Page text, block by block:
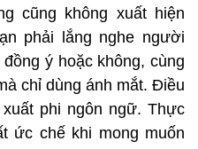
cũng không xuất hiện
phải lắng nghe người
ý hoặc không, cùng
chỉ dùng ánh mắt. Điều
phi ngôn ngữ. Thực
ức chế khi mong muốn